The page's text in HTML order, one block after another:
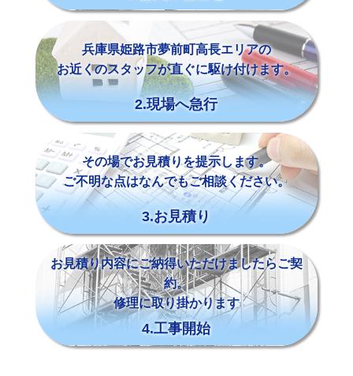
兵庫県姫路市夢前町高長エリアの
お近くのスタッフが直ぐに駆け付けます。
2.現場へ急行
その場でお見積りを提示します。
ご不明な点はなんでもご相談ください。
3.お見積り
お見積り内容にご納得いただけましたらご契
約。
修理に取り掛かります
4.工事開始